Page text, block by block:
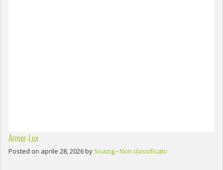
Armor-Lux
Posted on aprile 28, 2026 by Soazig-Non classificato